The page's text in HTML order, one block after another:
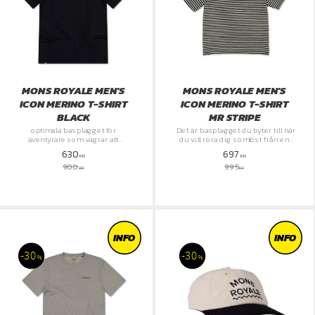
MONS ROYALE MEN'S
ICON MERINO T-SHIRT
BLACK
optimala basplagget för
äventyrare som vägrar att
komfort.
630KR
900KR
MONS ROYALE MEN'S
ICON MERINO T-SHIRT
MR STRIPE
. Det är basplagget du byter till när
du vill röra dig sömlöst från en
stan.
697 KR
995KR
30 %
INFO
30 %
INFO